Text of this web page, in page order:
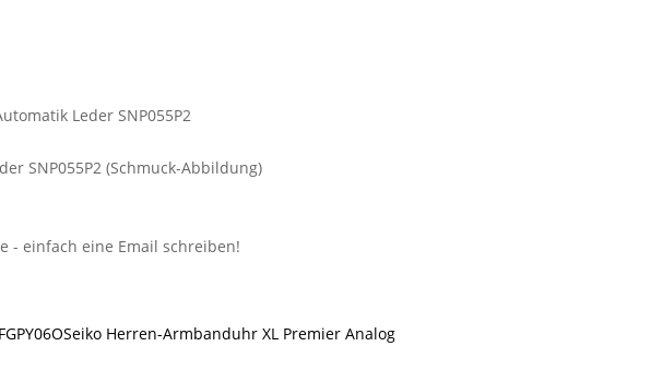
SNP055P2 (Schmuck-Abbildung)
Seiko Herren-Armbanduhr XL Premier Analog